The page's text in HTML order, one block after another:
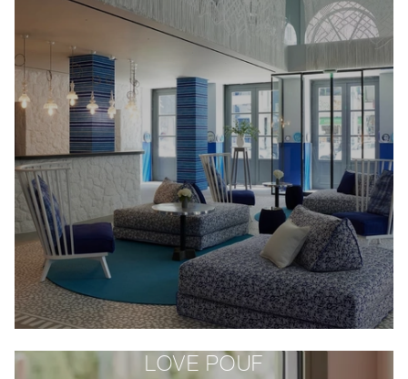
LOVE POUF